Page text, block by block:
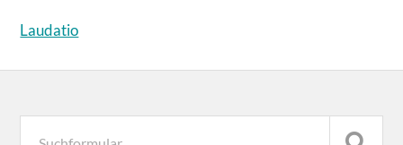
Laudatio